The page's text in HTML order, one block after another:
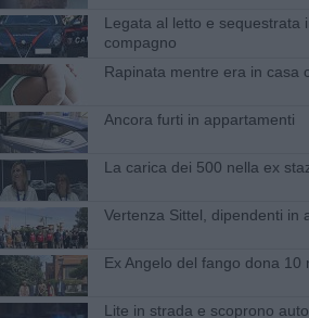
Legata al letto e sequestrata
compagno
Rapinata mentre era in casa
Ancora furti in appartamenti
La carica dei 500 nella ex
Vertenza Sittel, dipendenti in
Ex Angelo del fango dona 10
Lite in strada e scoprono